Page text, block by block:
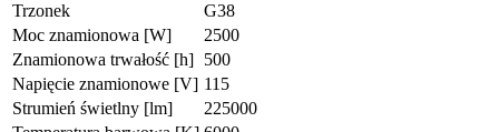
Trzonek
G38
Moc znamionowa [W]
2500
Znamionowa trwałość [h] 500
Napięcie znamionowe [V] 115
Strumień świetlny [lm]
225000